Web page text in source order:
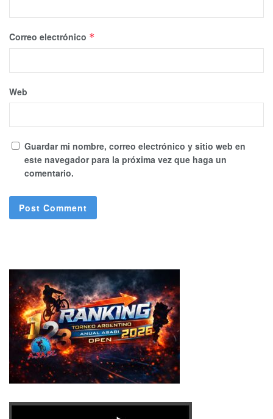
Correo electrónico *
Web
Guardar mi nombre, correo electrónico y sitio web en
este navegador para la próxima vez que haga un
comentario.